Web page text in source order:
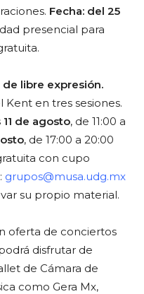
Fecha: del 25
presencial para
libre expresión.
en tres sesiones.
de agosto, de 11:00 a
, de 17:00 a 20:00
con cupo
grupos@musa.udg.mx
su propio material.
oferta de conciertos
disfrutar de
de Cámara de
como Gera Mx,